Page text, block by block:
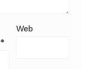
*
Web